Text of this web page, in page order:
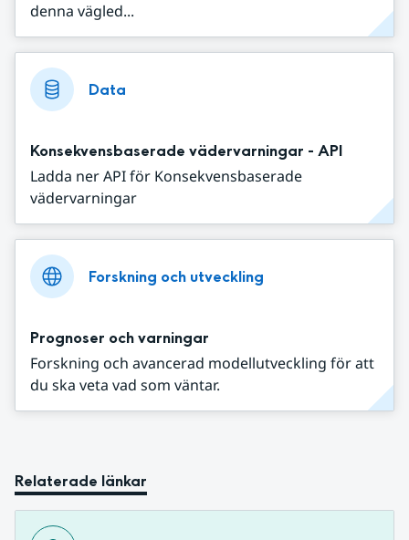
denna vägled...
Data
Konsekvensbaserade vädervarningar - API
Ladda ner API för Konsekvensbaserade
vädervarningar
Forskning och utveckling
Prognoser och varningar
Forskning och avancerad modellutveckling för att
du ska veta vad som väntar.
Relaterade länkar